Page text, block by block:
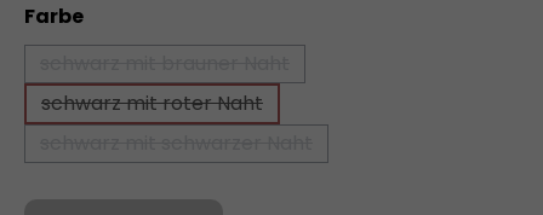
Farbeauswählen
(Diese Option ist zurzeit nicht verfügbar.)
schwarz mit roter Naht
(Diese Option ist zurzeit nicht verfügbar.)
(Diese Option ist zurzeit nicht verfügbar.)